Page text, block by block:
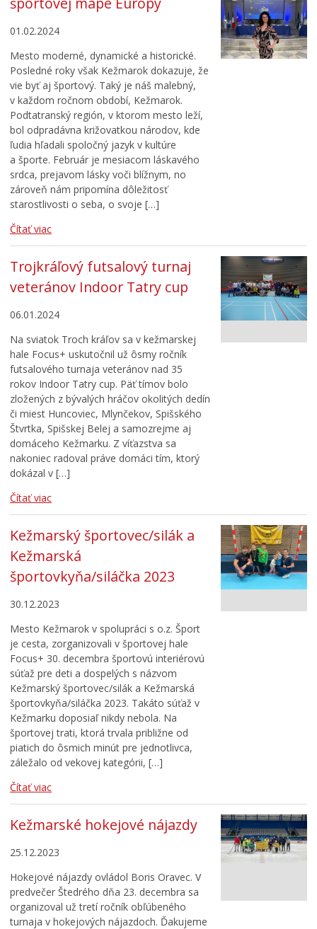
01.02.2024
Mesto moderné, dynamické a historické.
Posledné roky však Kežmarok dokazuje, že
vie byť aj športový. Taký je náš malebný,
v každom ročnom období, Kežmarok.
Podtatranský región, v ktorom mesto leží,
bol odpradávna križovatkou národov, kde
ľudia hľadali spoločný jazyk v kultúre
a športe. Február je mesiacom láskavého
srdca, prejavom lásky voči blížnym, no
zároveň nám pripomína dôležitosť
starostlivosti o seba, o svoje […]
Čítať viac
Trojkráľový futsalový turnaj
veteránov Indoor Tatry cup
06.01.2024
Na sviatok Troch kráľov sa v kežmarskej
hale Focus+ uskutočnil už ôsmy ročník
futsalového turnaja veteránov nad 35
rokov Indoor Tatry cup. Päť tímov bolo
zložených z bývalých hráčov okolitých dedín
či miest Huncoviec, Mlynčekov, Spišského
Štvrtka, Spišskej Belej a samozrejme aj
domáceho Kežmarku. Z víťazstva sa
nakoniec radoval práve domáci tím, ktorý
dokázal v […]
Čítať viac
Kežmarský športovec/silák a
Kežmarská
športovkyňa/siláčka 2023
30.12.2023
Mesto Kežmarok v spolupráci s o.z. Šport
je cesta, zorganizovali v športovej hale
Focus+ 30. decembra športovú interiérovú
súťaž pre deti a dospelých s názvom
Kežmarský športovec/silák a Kežmarská
športovkyňa/siláčka 2023. Takáto súťaž v
Kežmarku doposiaľ nikdy nebola. Na
športovej trati, ktorá trvala približne od
piatich do ôsmich minút pre jednotlivca,
záležalo od vekovej kategórii, […]
Čítať viac
Kežmarské hokejové nájazdy
25.12.2023
Hokejové nájazdy ovládol Boris Oravec. V
predvečer Štedrého dňa 23. decembra sa
organizoval už tretí ročník obľúbeného
turnaja v hokejových nájazdoch. Ďakujeme